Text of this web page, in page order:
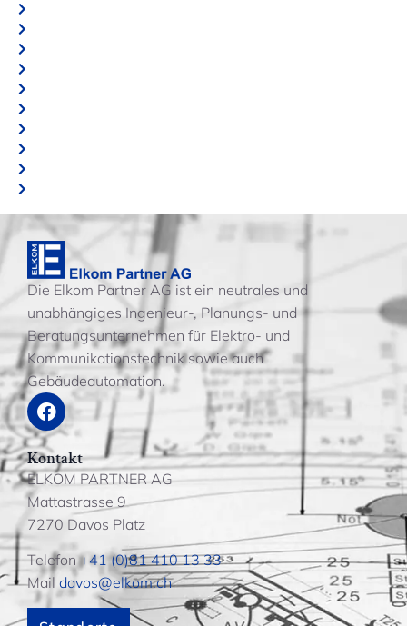
Die Elkom Partner AG ist ein neutrales und
unabhängiges Ingenieur-, Planungs- und
Beratungsunternehmen für Elektro- und
Kommunikationstechnik sowie auch
Gebäudeautomation.
Kontakt
ELKOM PARTNER AG
Mattastrasse 9
7270 Davos Platz
Telefon+41 (0)81 410 13 33
Mail davos@elkom.ch